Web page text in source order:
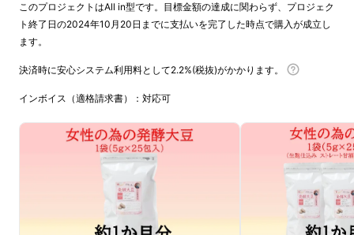
このプロジェクトはAll in型です。目標金額の達成に関わらず、プロジェク
ト終了日の2024年10月20日までに支払いを完了した時点で購入が成立し
ます。
決済時に安心システム利用料として2.2%(税抜)がかかります。
インボイス（適格請求書）：対応可